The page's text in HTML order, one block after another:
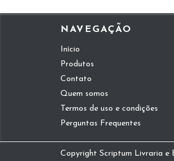
NAVEGAÇÃO
Início
Produtos
Contato
Quem somos
Termos de uso e condições
Perguntas Frequentes
Copyright Scriptum Livraria e